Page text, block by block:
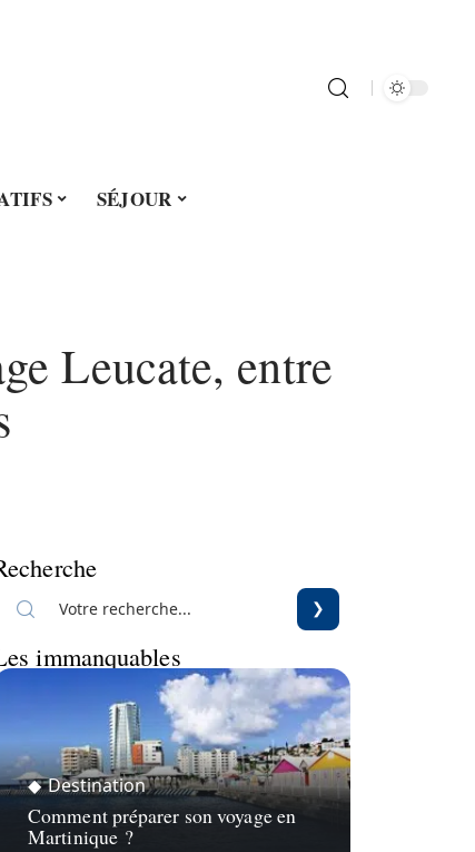
SÉJOUR
Leucate, entre
immanquables
Destination
Comment préparer son voyage en
Martinique ?